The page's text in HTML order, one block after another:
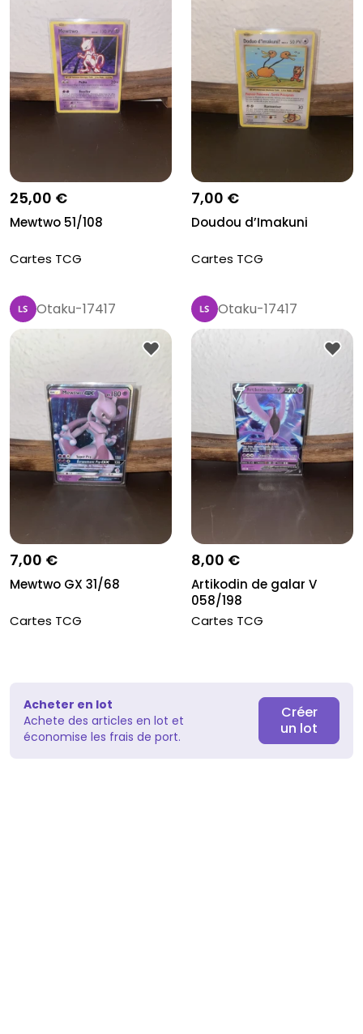
25,00 €
Mewtwo 51/108
Cartes TCG
7,00 €
Doudou d’Imakuni
Cartes TCG
Otaku-17417
7,00 €
Mewtwo GX 31/68
Cartes TCG
Otaku-17417
8,00 €
Artikodin de galar V
058/198
Cartes TCG
Acheter en lot
Achete des articles en lot et
économise les frais de port.
Créer
un lot